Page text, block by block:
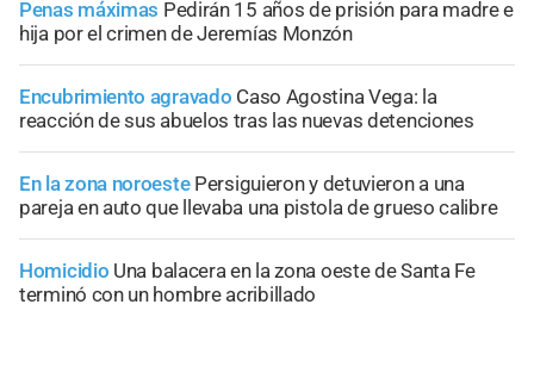
Penas máximas Pedirán 15 años de prisión para madre e
hija por el crimen de Jeremías Monzón
Encubrimiento agravado Caso Agostina Vega: la
reacción de sus abuelos tras las nuevas detenciones
En la zona noroeste Persiguieron y detuvieron a una
pareja en auto que llevaba una pistola de grueso calibre
Homicidio Una balacera en la zona oeste de Santa Fe
terminó con un hombre acribillado